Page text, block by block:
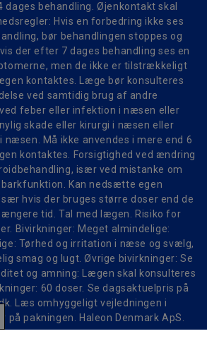
dages behandling. Øjenkontakt skal
Hvis en forbedring ikke ses
bør behandlingen stoppes og
der efter 7 dages behandling ses en
men de ikke er tilstrækkeligt
kontaktes. Læge bør konsulteres
ved samtidig brug af andre
feber eller infektion i næsen eller
skade eller kirurgi i næsen eller
næsen. Må ikke anvendes i mere end 6
kontaktes. Forsigtighed ved ændring
især ved mistanke om
Kan nedsætte egen
hvis der bruges større doser end de
tid. Tal med lægen. Risiko for
Bivirkninger: Meget almindelige:
Tørhed og irritation i næse og svælg,
smag og lugt. Øvrige bivirkninger: Se
og amning: Lægen skal konsulteres
60 doser. Se dagsaktuelpris på
Læs omhyggeligt vejledningen i
på pakningen. Haleon Denmark ApS.